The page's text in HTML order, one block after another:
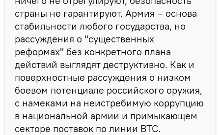
страны не гарантируют. Армия – основа
стабильности любого государства, но
рассуждения о "существенных
реформах" без конкретного плана
действий выглядят деструктивно. Как и
поверхностные рассуждения о низком
боевом потенциале российского оружия,
с намеками на неистребимую коррупцию
в национальной армии и примыкающем
секторе поставок по линии ВТС.